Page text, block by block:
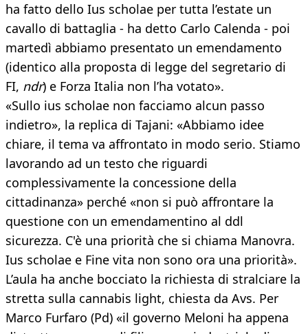
ha fatto dello Ius scholae per tutta l’estate un
cavallo di battaglia - ha detto Carlo Calenda - poi
martedì abbiamo presentato un emendamento
(identico alla proposta di legge del segretario di
FI, ndr) e Forza Italia non l’ha votato».
«Sullo ius scholae non facciamo alcun passo
indietro», la replica di Tajani: «Abbiamo idee
chiare, il tema va affrontato in modo serio. Stiamo
lavorando ad un testo che riguardi
complessivamente la concessione della
cittadinanza» perché «non si può affrontare la
questione con un emendamentino al ddl
sicurezza. C'è una priorità che si chiama Manovra.
Ius scholae e Fine vita non sono ora una priorità».
L’aula ha anche bocciato la richiesta di stralciare la
stretta sulla cannabis light, chiesta da Avs. Per
Marco Furfaro (Pd) «il governo Meloni ha appena